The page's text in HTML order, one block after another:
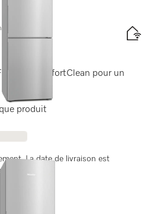
pose libre
et ComfortClean pour un
Label énergétique
produit
La date de livraison est